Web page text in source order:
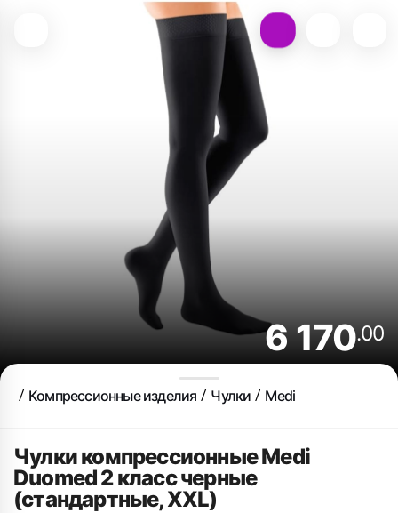
6 170.00
Компрессионные изделия Чулки Medi
Чулки компрессионные Medi
Duomed 2 класс черные
(стандартные, XXL)